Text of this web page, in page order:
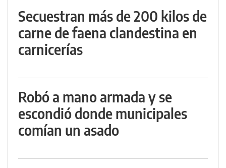
Secuestran más de 200 kilos de
carne de faena clandestina en
carnicerías
Robó a mano armada y se
escondió donde municipales
comían un asado